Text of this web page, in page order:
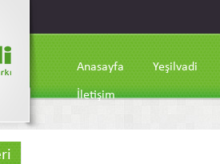
Anasayfa Yeşilvadi
İletişim